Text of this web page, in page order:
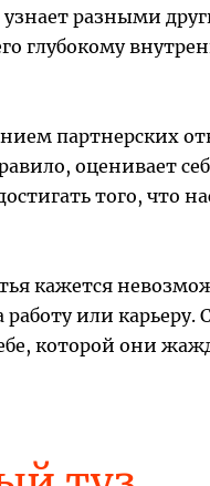
разными
глубокому
партнерских
оценивает
того, что
кажется
или
которой они